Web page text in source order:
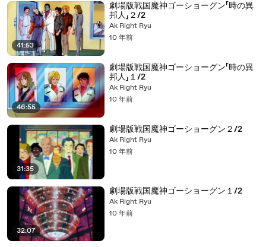
41:53
劇場版戦国魔神ゴーショーグン「時の異
邦人」２/2
Ak Right Ryu
10 年前
46:55
劇場版戦国魔神ゴーショーグン「時の異
邦人」１/2
Ak Right Ryu
10 年前
31:35
劇場版戦国魔神ゴーショーグン２/2
Ak Right Ryu
10 年前
32:07
劇場版戦国魔神ゴーショーグン１/2
Ak Right Ryu
10 年前